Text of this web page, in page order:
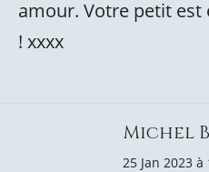
amour. Votre petit est
! xxxx
Michel
25 Jan 2023